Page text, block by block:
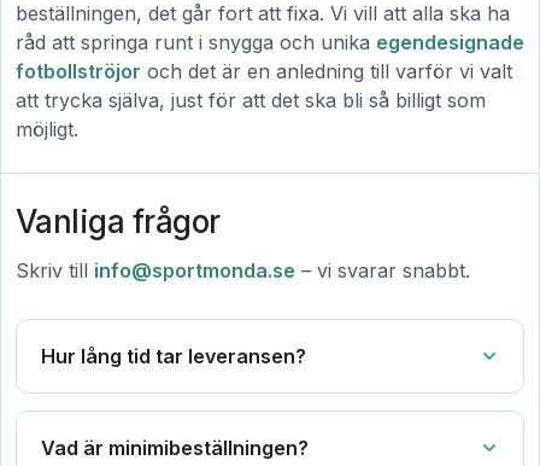
beställningen, det går fort att fixa. Vi vill att alla ska ha
råd att springa runt i snygga och unika egendesignade
fotbollströjor och det är en anledning till varför vi valt
att trycka själva, just för att det ska bli så billigt som
möjligt.
Vanliga frågor
Skriv till info@sportmonda.se – vi svarar snabbt.
Hur lång tid tar leveransen?
Vad är minimibeställningen?